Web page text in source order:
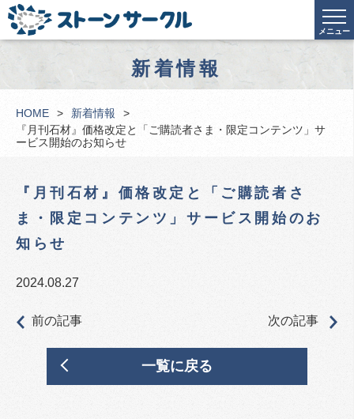
メニュー
新着情報
HOME
新着情報
『月刊石材』価格改定と「ご購読者さま・限定コンテンツ」サ
ービス開始のお知らせ
『月刊石材』価格改定と「ご購読者さ
ま・限定コンテンツ」サービス開始のお
知らせ
2024.08.27
前の記事 次の記事
一覧に戻る